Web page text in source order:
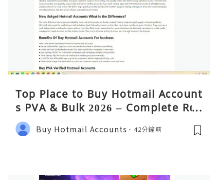
Top Place to Buy Hotmail Account
s PVA & Bulk 2026 – Complete Rea
lity Guide
Buy Hotmail Accounts 42分鐘前